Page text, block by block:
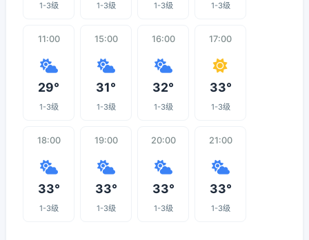
1-3级 1-3级 1-3级 1-3级
11:00
29°
1-3级
15:00
31°
1-3级
16:00
32°
1-3级
17:00
33°
1-3级
18:00
33°
1-3级
19:00
33°
1-3级
20:00
33°
1-3级
21:00
33°
1-3级